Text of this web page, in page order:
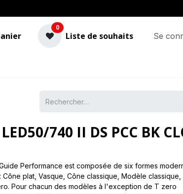
0
Liste de souhaits Se
740 II DS PCC BK
Performance est composée de six formes
Cône plat, Vasque, Cône classique, Modèle classique,
Pour chacun des modèles à l'exception de T zero